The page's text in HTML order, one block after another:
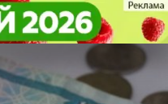
захотели
захотели
по